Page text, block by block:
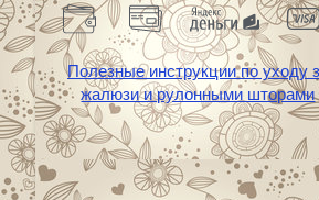
Полезные инструкции по уходу
жалюзи и рулонными шторами